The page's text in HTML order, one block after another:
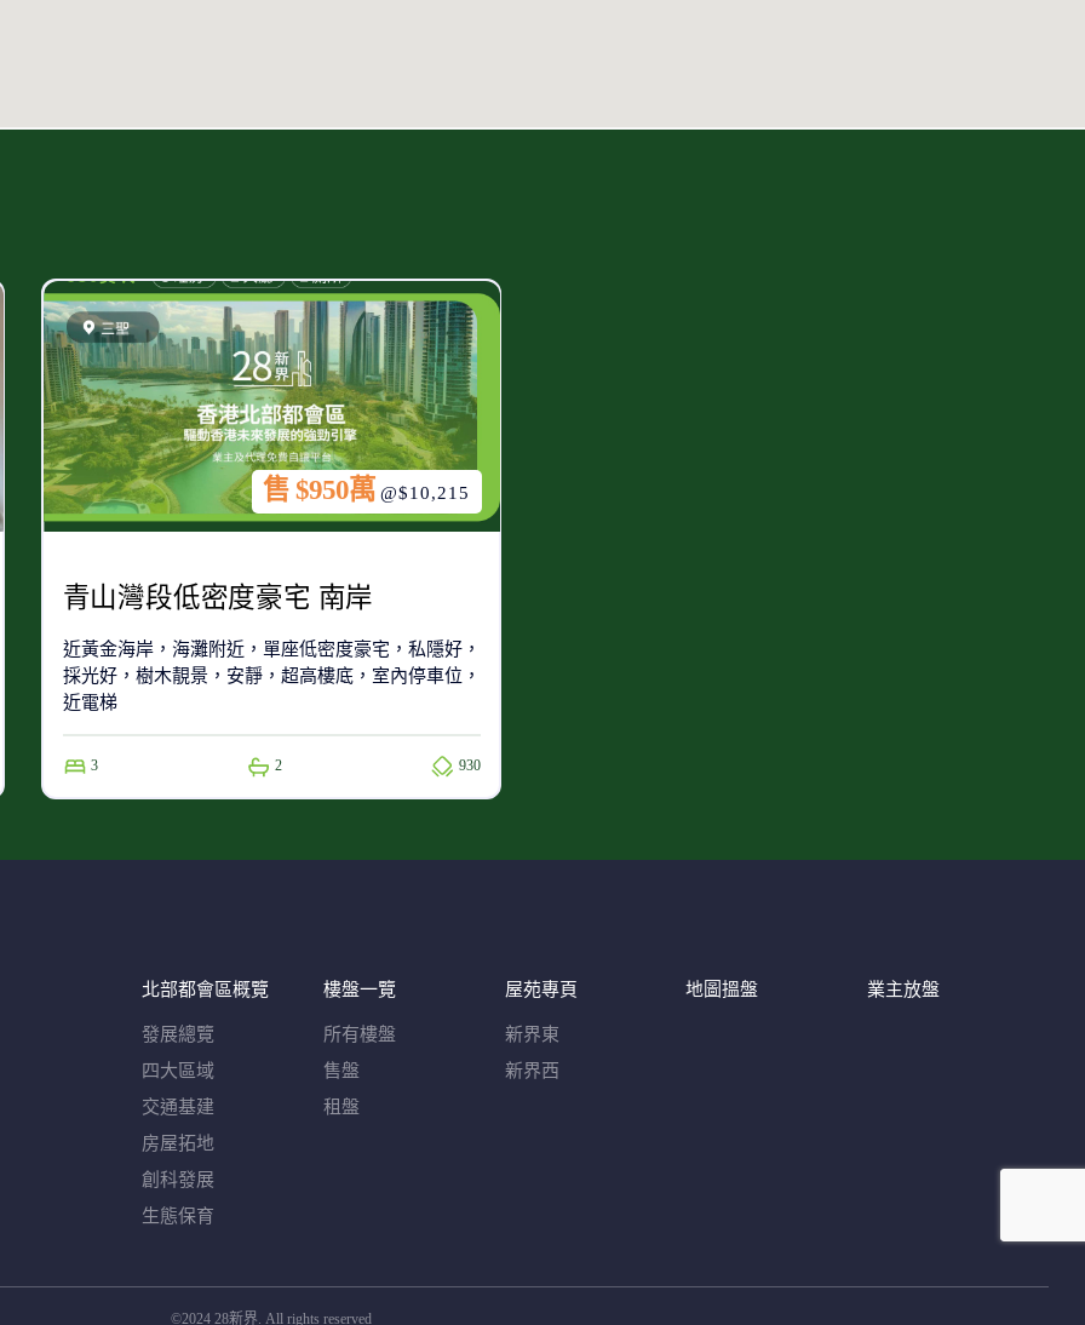
青山灣段低密度豪宅 南岸
近黃金海岸，海灘附近，單座低密度豪宅，私隱好，
採光好，樹木靚景，安靜，超高樓底，室內停車位，
近電梯
3 2 930
售 $950萬 @$10,215
北部都會區概覽​
發展總覽
四大區域
交通基建
房屋拓地
創科發展
生態保育
樓盤一覽
所有樓盤
售盤
租盤
屋苑專頁
新界東
新界西
地圖搵盤 業主放盤
©2024 28新界. All rights reserved